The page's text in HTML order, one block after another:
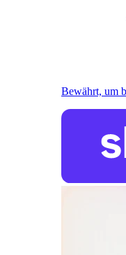
Bewährt, um